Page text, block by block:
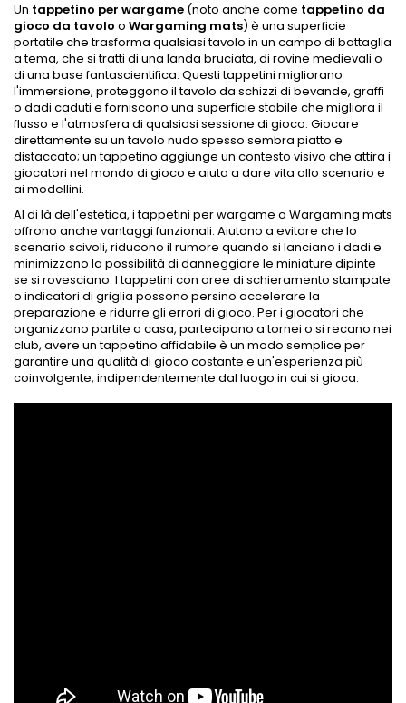
Un tappetino per wargame (noto anche come tappetino da
gioco da tavolo o Wargaming mats) è una superficie
portatile che trasforma qualsiasi tavolo in un campo di battaglia
a tema, che si tratti di una landa bruciata, di rovine medievali o
di una base fantascientifica. Questi tappetini migliorano
l'immersione, proteggono il tavolo da schizzi di bevande, graffi
o dadi caduti e forniscono una superficie stabile che migliora il
flusso e l'atmosfera di qualsiasi sessione di gioco. Giocare
direttamente su un tavolo nudo spesso sembra piatto e
distaccato; un tappetino aggiunge un contesto visivo che attira i
giocatori nel mondo di gioco e aiuta a dare vita allo scenario e
ai modellini.
Al di là dell'estetica, i tappetini per wargame o Wargaming mats
offrono anche vantaggi funzionali. Aiutano a evitare che lo
scenario scivoli, riducono il rumore quando si lanciano i dadi e
minimizzano la possibilità di danneggiare le miniature dipinte
se si rovesciano. I tappetini con aree di schieramento stampate
o indicatori di griglia possono persino accelerare la
preparazione e ridurre gli errori di gioco. Per i giocatori che
organizzano partite a casa, partecipano a tornei o si recano nei
club, avere un tappetino affidabile è un modo semplice per
garantire una qualità di gioco costante e un'esperienza più
coinvolgente, indipendentemente dal luogo in cui si gioca.